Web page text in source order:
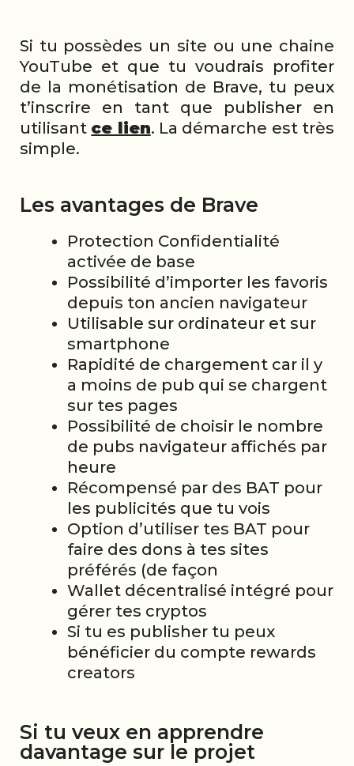
Si tu possèdes un site ou une chaine
YouTube et que tu voudrais profiter
de la monétisation de Brave, tu peux
t’inscrire en tant que publisher en
utilisant ce lien. La démarche est très
simple.
Les avantages de Brave
Protection Confidentialité
activée de base
Possibilité d’importer les favoris
depuis ton ancien navigateur
Utilisable sur ordinateur et sur
smartphone
Rapidité de chargement car il y
a moins de pub qui se chargent
sur tes pages
Possibilité de choisir le nombre
de pubs navigateur affichés par
heure
Récompensé par des BAT pour
les publicités que tu vois
Option d’utiliser tes BAT pour
faire des dons à tes sites
préférés (de façon
Wallet décentralisé intégré pour
gérer tes cryptos
Si tu es publisher tu peux
bénéficier du compte rewards
creators
Si tu veux en apprendre
davantage sur le projet